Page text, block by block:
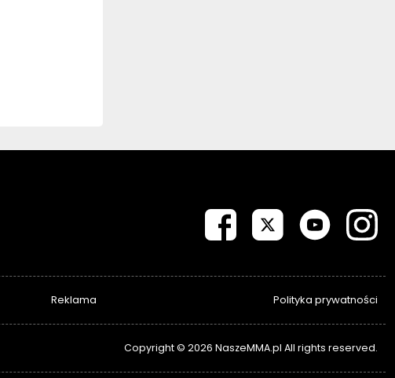
Reklama Polityka prywatności
Copyright © 2026 NaszeMMA.pl All rights reserved.